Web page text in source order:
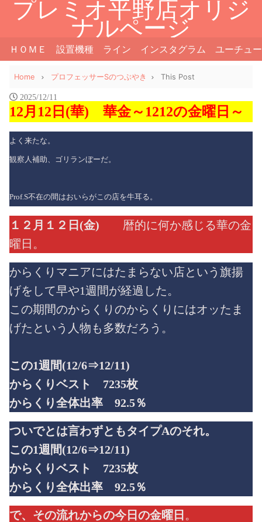
プレミオ平野店オリジ
ナルページ
ＨＯＭＥ 設置機種 ライン インスタグラム ユーチュ
Home プロフェッサーSのつぶやき This Post
2025/12/11
12月12日(華) 華金～1212の金曜日～
よく来たな。
観察人補助、ゴリランぼーだ。
Prof.S不在の間はおいらがこの店を牛耳る。
１２月１２日(金)
暦的に何か感じる華の金
曜日。
からくりマニアにはたまらない店という旗揚
げをして早や1週間が経過した。
この期間のからくりのからくりにはオッたま
げたという人物も多数だろう。
この1週間(12/6⇒12/11)
からくりベスト 7235枚
からくり全体出率 92.5％
ついでとは言わずともタイプAのそれ。
この1週間(12/6⇒12/11)
からくりベスト 7235枚
からくり全体出率 92.5％
で、その流れからの今日の金曜日 。